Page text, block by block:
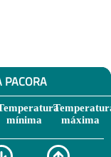
PACORA
mínima
máxima